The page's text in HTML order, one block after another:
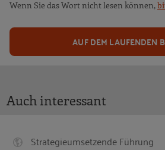
Wenn Sie das Wort nicht lesen können,
AUF DEM LAUFENDEN
Auch interessant
Strategieumsetzende Führung